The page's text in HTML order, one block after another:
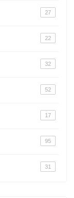
27
22
32
52
17
95
31